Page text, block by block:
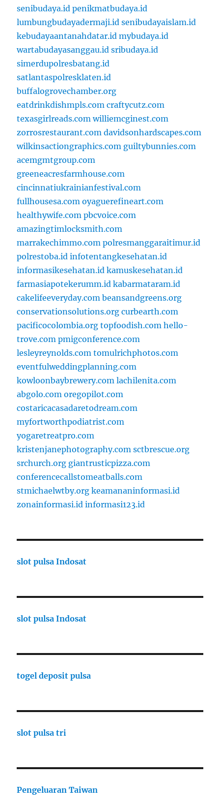
senibudaya.id penikmatbudaya.id
lumbungbudayadermaji.id senibudayaislam.id
kebudayaantanahdatar.id mybudaya.id
wartabudayasanggau.id sribudaya.id
simerdupolresbatang.id
satlantaspolresklaten.id
buffalogrovechamber.org
eatdrinkdishmpls.com craftycutz.com
texasgirlreads.com williemcginest.com
zorrosrestaurant.com davidsonhardscapes.com
wilkinsactiongraphics.com guiltybunnies.com
acemgmtgroup.com
greeneacresfarmhouse.com
cincinnatiukrainianfestival.com
fullhousesa.com oyaguerefineart.com
healthywife.com pbcvoice.com
amazingtimlocksmith.com
marrakechimmo.com polresmanggaraitimur.id
polrestoba.id infotentangkesehatan.id
informasikesehatan.id kamuskesehatan.id
farmasiapotekerumm.id kabarmataram.id
cakelifeeveryday.com beansandgreens.org
conservationsolutions.org curbearth.com
pacificocolombia.org topfoodish.com hello-
trove.com pmigconference.com
lesleyreynolds.com tomulrichphotos.com
eventfulweddingplanning.com
kowloonbaybrewery.com lachilenita.com
abgolo.com oregopilot.com
costaricacasadaretodream.com
myfortworthpodiatrist.com
yogaretreatpro.com
kristenjanephotography.com sctbrescue.org
srchurch.org giantrusticpizza.com
conferencecallstomeatballs.com
stmichaelwtby.org keamananinformasi.id
zonainformasi.id informasi123.id
slot pulsa Indosat
slot pulsa Indosat
togel deposit pulsa
slot pulsa tri
Pengeluaran Taiwan